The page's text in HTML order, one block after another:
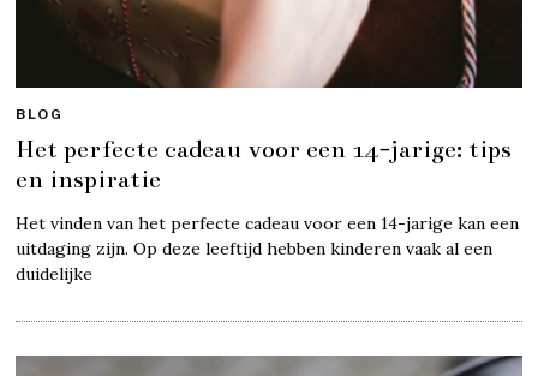
BLOG
Het perfecte cadeau voor een 14-jarige: tips
en inspiratie
Het vinden van het perfecte cadeau voor een 14-jarige kan een
uitdaging zijn. Op deze leeftijd hebben kinderen vaak al een
duidelijke